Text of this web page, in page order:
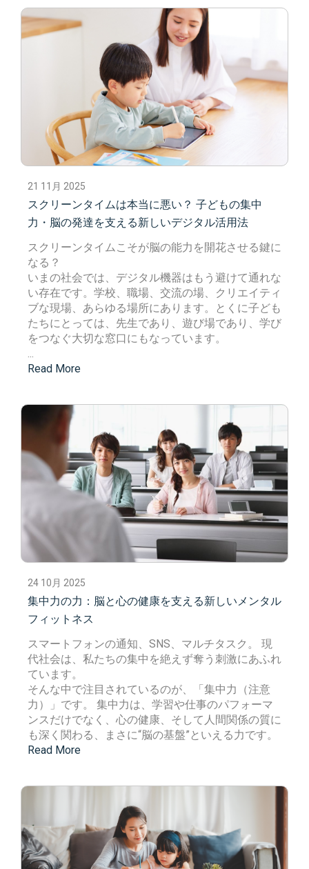
21 11月 2025
スクリーンタイムは本当に悪い？ 子どもの集中
力・脳の発達を支える新しいデジタル活用法
スクリーンタイムこそが脳の能力を開花させる鍵に
なる？
いまの社会では、デジタル機器はもう避けて通れな
い存在です。学校、職場、交流の場、クリエイティ
ブな現場、あらゆる場所にあります。とくに子ども
たちにとっては、先生であり、遊び場であり、学び
をつなぐ大切な窓口にもなっています。
...
Read More
24 10月 2025
集中力の力：脳と心の健康を支える新しいメンタル
フィットネス
スマートフォンの通知、SNS、マルチタスク。
現
代社会は、私たちの集中を絶えず奪う刺激にあふれ
ています。
そんな中で注目されているのが、「集中力（注意
力）」です。
集中力は、学習や仕事のパフォーマ
ンスだけでなく、心の健康、そして人間関係の質に
も深く関わる、まさに“脳の基盤”といえる力です。
Read More